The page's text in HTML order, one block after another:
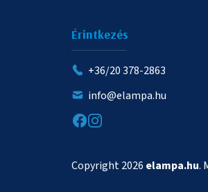
Érintkezés
+36/20 378-2863
info@elampa.hu
Copyright 2026 elampa.hu.